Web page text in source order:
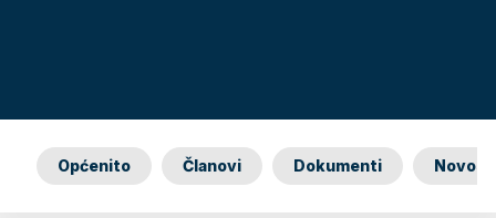
Općenito Članovi Dokumenti